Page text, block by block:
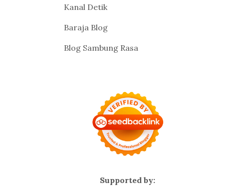
Kanal Detik
Baraja Blog
Blog Sambung Rasa
Supported by: